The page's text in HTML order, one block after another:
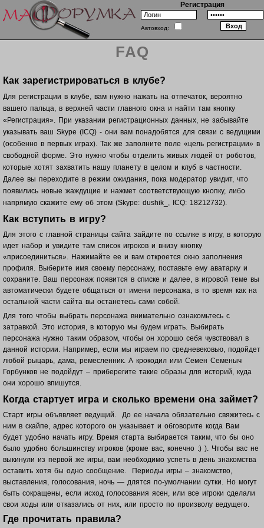
Регистрация
Автовход:
FAQ
Как зарегистрироваться в клубе?
Для регистрации в клубе, вам нужно нажать на отпечаток, вероятно
вашего пальца, в верхней части главного окна и найти там кнопку
«Регистрация». При указании регистрационных данных, не забывайте
указывать ваш Skype (ICQ) - они вам понадобятся для связи с ведущими
(особенно в первых играх). Так же заполните поле «цель регистрации» в
свободной форме. Это нужно чтобы отделить живых людей от роботов,
которые хотят захватить нашу планету в целом и клуб в частности.
Далее вы переходите в режим ожидания, пока модератор увидит, что
появились новые жаждущие и нажмет соответствующую кнопку, либо
напрямую скажите ему об этом (Skype: dushik_, ICQ: 18212732).
Как вступить в игру?
Для этого с главной страницы сайта зайдите по ссылке в игру, в которую
идет набор и увидите там список игроков и внизу кнопку
«присоединиться». Нажимайте ее и вам откроется окно заполнения
профиля. Выберите имя своему персонажу, поставьте ему аватарку и
сохраните. Ваш персонаж появится в списке и далее, в игровой теме вы
автоматически будете общаться от имени персонажа, в то время как на
остальной части сайта вы останетесь сами собой.
Для того чтобы выбрать персонажа внимательно ознакомьтесь с
затравкой. Это история, в которую мы будем играть. Выбирать
персонажа нужно таким образом, чтобы он хорошо себя чувствовал в
данной истории. Например, если мы играем по средневековью, подойдет
любой рыцарь, дама, ремесленник. А крокодил или Семен Семеныч
Горбунков не подойдут – приберегите такие образы для историй, куда
они хорошо впишутся.
Когда стартует игра и сколько времени она займет?
Старт игры объявляет ведущий. До ее начала обязательно свяжитесь с
ним в скайпе, адрес которого он указывает и обговорите когда Вам
будет удобно начать игру. Время старта выбирается таким, что бы оно
было удобно большинству игроков (кроме вас, конечно :) ). Чтобы вас не
выкинули из первой же игры, вам необходимо успеть в день знакомства
оставить хотя бы одно сообщение. Периоды игры – знакомство,
выставления, голосования, ночь — длятся по-умолчании сутки. Но могут
быть сокращены, если исход голосования ясен, или все игроки сделали
свои ходы или отказались от них, или просто по произволу ведущего.
Где прочитать правила?